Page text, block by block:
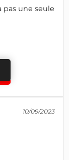
10/09/2023